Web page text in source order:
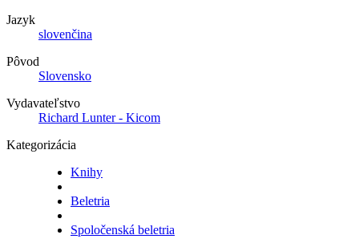
Jazyk
slovenčina
Pôvod
Slovensko
Vydavateľstvo
Richard Lunter - Kicom
Kategorizácia
Knihy
Beletria
Spoločenská beletria